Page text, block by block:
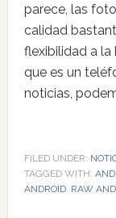
parece, las
calidad
flexibilidad a la
que es un
noticias,
FILED UNDER:
TAGGED WITH:
ANDROID, RAW